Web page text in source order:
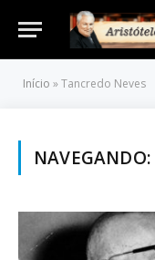
Início »Tancredo Neves
NAVEGANDO: